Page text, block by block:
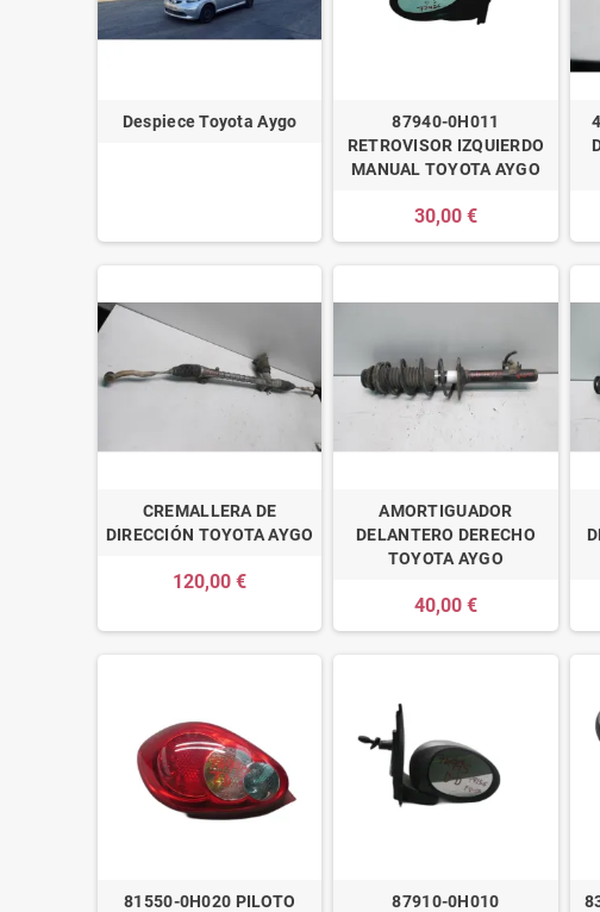
Despiece Toyota Aygo
87940-0H011
RETROVISOR IZQUIERDO
MANUAL TOYOTA AYGO
30,00 €
CREMALLERA DE
DIRECCIÓN TOYOTA AYGO
120,00 €
AMORTIGUADOR
DELANTERO DERECHO
TOYOTA AYGO
40,00 €
81550-0H020 PILOTO
87910-0H010